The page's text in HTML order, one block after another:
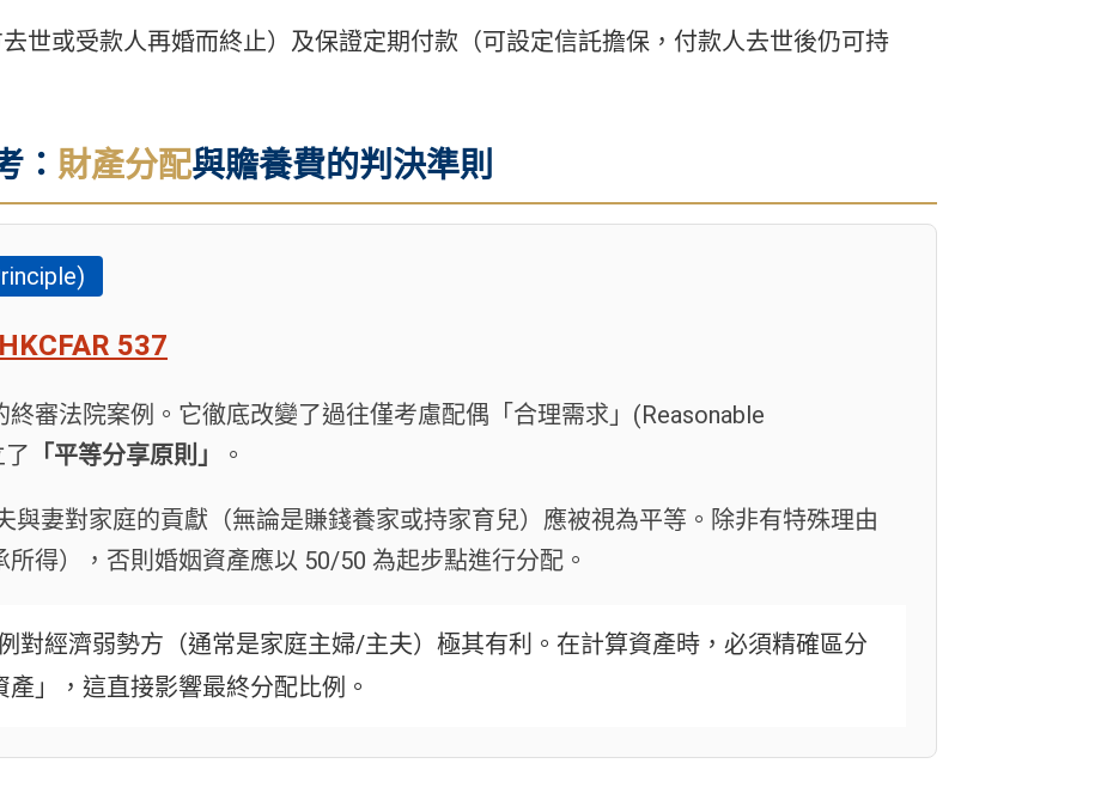
世或受款人再婚而終止）及保證定期付款（可設定信託擔保，付款人去世後仍可持
： 財產分配與贍養費的判決準則
537
審法院案例。它徹底改變了過往僅考慮配偶「合理需求」(Reasonable
「平等分享原則」 。
與妻對家庭的貢獻（無論是賺錢養家或持家育兒）應被視為平等。除非有特殊理由
所得），否則婚姻資產應以 50/50 為起步點進行分配。
對經濟弱勢方（通常是家庭主婦/主夫）極其有利。在計算資產時，必須精確區分
產」，這直接影響最終分配比例。